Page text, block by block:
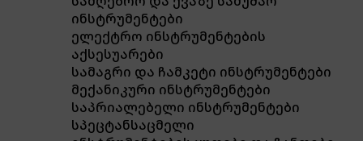
ინსტრუმენტები
ელექტრო ინსტრუმენტების
აქსესუარები
სამაგრი და ჩამკეტი ინსტრუმენტები
მექანიკური ინსტრუმენტები
საპრიალებელი ინსტრუმენტები
სპეცტანსაცმელი